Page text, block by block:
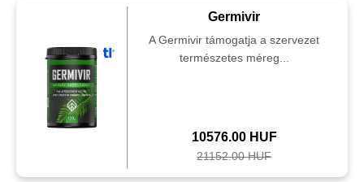
Germivir
A Germivir támogatja a szervezet
természetes méreg...
10576.00 HUF
21152.00 HUF